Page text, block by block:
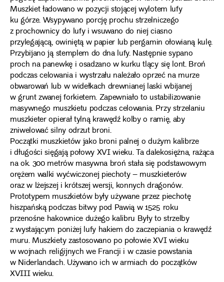
Muszkiet ładowano w pozycji stojącej wylotem lufy
ku górze. Wsypywano porcję prochu strzelniczego
z prochownicy do lufy i wsuwano do niej ciasno
przylegającą, owiniętą w papier lub pergamin ołowianą kulę.
Przybijano ją stemplem do dna lufy. Następnie sypano
proch na panewkę i osadzano w kurku tlący się lont. Broń
podczas celowania i wystrzału należało oprzeć na murze
obwarowań lub w widełkach drewnianej laski wbijanej
w grunt zwanej forkietem. Zapewniało to ustabilizowanie
masywnego muszkietu podczas celowania. Przy strzelaniu
muszkieter opierał tylną krawędź kolby o ramię, aby
zniwelować silny odrzut broni.
Początki muszkietów jako broni palnej o dużym kalibrze
i długości sięgają połowy XVI wieku. Ta dalekosiężna, rażąca
na ok. 300 metrów masywna broń stała się podstawowym
orężem walki wyćwiczonej piechoty – muszkieterów
oraz w lżejszej i krótszej wersji, konnych dragonów.
Prototypem muszkietów były używane przez piechotę
hiszpańską podczas bitwy pod Pawią w 1525 roku
przenośne hakownice dużego kalibru Były to strzelby
z wystającym poniżej lufy hakiem do zaczepiania o krawędź
muru. Muszkiety zastosowano po połowie XVI wieku
w wojnach religijnych we Francji i w czasie powstania
w Niderlandach. Używano ich w armiach do początków
XVIII wieku.